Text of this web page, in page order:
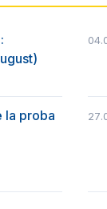
la proba